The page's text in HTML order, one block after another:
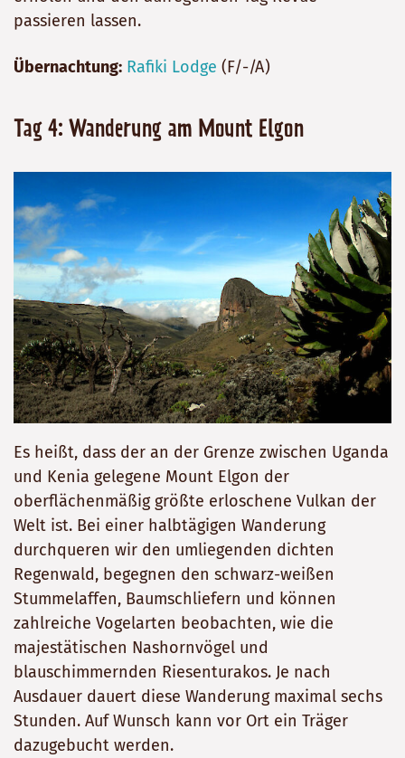
passieren lassen.
Übernachtung: Rafiki Lodge (F/-/A)
Tag 4: Wanderung am Mount Elgon
Es heißt, dass der an der Grenze zwischen Uganda
und Kenia gelegene Mount Elgon der
oberflächenmäßig größte erloschene Vulkan der
Welt ist. Bei einer halbtägigen Wanderung
durchqueren wir den umliegenden dichten
Regenwald, begegnen den schwarz-weißen
Stummelaffen, Baumschliefern und können
zahlreiche Vogelarten beobachten, wie die
majestätischen Nashornvögel und
blauschimmernden Riesenturakos. Je nach
Ausdauer dauert diese Wanderung maximal sechs
Stunden. Auf Wunsch kann vor Ort ein Träger
dazugebucht werden.